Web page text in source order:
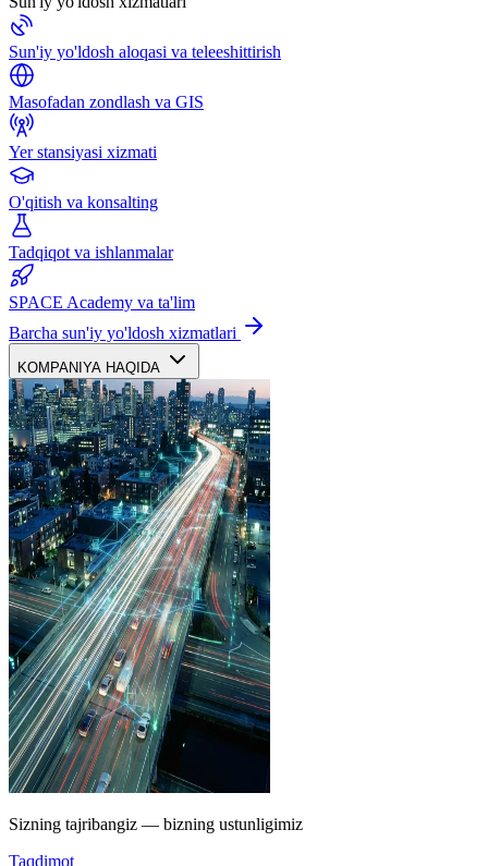
Sun'iy yo'ldosh aloqasi va teleeshittirish
Masofadan zondlash va GIS
Yer stansiyasi xizmati
O'qitish va konsalting
Tadqiqot va ishlanmalar
SPACE Academy va ta'lim
Barcha sun'iy yo'ldosh xizmatlari
KOMPANIYA HAQIDA
Sizning tajribangiz — bizning ustunligimiz
Taqdimot